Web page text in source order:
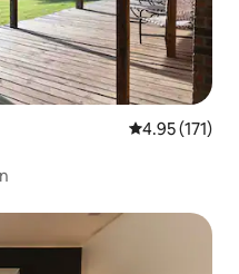
Calificación
4.95 (171)